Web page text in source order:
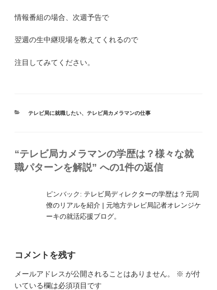
情報番組の場合、次週予告で
翌週の生中継現場を教えてくれるので
注目してみてください。
カ
テレビ局に就職したい、 テレビ局カメラマンの仕事
“テレビ局カメラマンの学歴は？様々な就
職パターンを解説” への1件の返信
ピンバック: テレビ局ディレクターの学歴は？元同
僚のリアルを紹介 | 元地方テレビ局記者オレンジケ
ーキの就活応援ブログ。
コメントを残す
メールアドレスが公開されることはありません。 ※ が付
いている欄は必須項目です